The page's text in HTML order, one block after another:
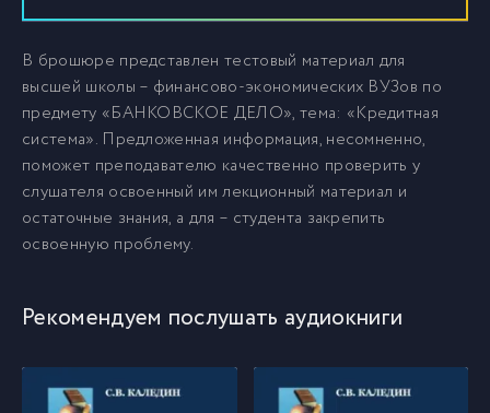
В брошюре представлен тестовый материал для
высшей школы – финансово-экономических ВУЗов по
предмету «БАНКОВСКОЕ ДЕЛО», тема: «Кредитная
система». Предложенная информация, несомненно,
поможет преподавателю качественно проверить у
слушателя освоенный им лекционный материал и
остаточные знания, а для – студента закрепить
освоенную проблему.
Рекомендуем послушать аудиокниги